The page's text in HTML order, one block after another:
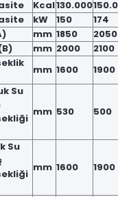
Kcal130.000
kW 150 174
mm 1850 2050
mm 2000 2100
mm 1600 1900
Su
mm 530 500
Su
mm 1600 1900